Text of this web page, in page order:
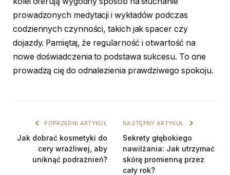
prowadzonych medytacji i wykładów podczas
codziennych czynności, takich jak spacer czy
dojazdy. Pamiętaj, że regularność i otwartość na
nowe doświadczenia to podstawa sukcesu. To one
prowadzą cię do odnalezienia prawdziwego spokoju.
POPRZEDNI ARTYKUŁ
Jak dobrać kosmetyki do
cery wrażliwej, aby
uniknąć podrażnień?
NASTĘPNY ARTYKUŁ
Sekrety głębokiego
nawilżania: Jak utrzymać
skórę promienną przez
cały rok?